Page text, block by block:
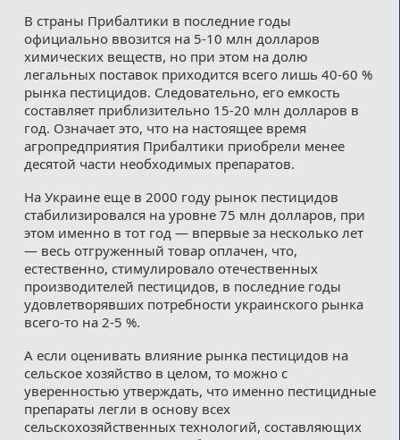
В страны Прибалтики в последние годы
официально ввозится на 5-10 млн долларов
химических веществ, но при этом на долю
легальных поставок приходится всего лишь 40-60 %
рынка пестицидов. Следовательно, его емкость
составляет приблизительно 15-20 млн долларов в
год. Означает это, что на настоящее время
агропредприятия Прибалтики приобрели менее
десятой части необходимых препаратов.
На Украине еще в 2000 году рынок пестицидов
стабилизировался на уровне 75 млн долларов, при
этом именно в тот год — впервые за несколько лет
— весь отгруженный товар оплачен, что,
естественно, стимулировало отечественных
производителей пестицидов, в последние годы
удовлетворявших потребности украинского рынка
всего-то на 2-5 %.
А если оценивать влияние рынка пестицидов на
сельское хозяйство в целом, то можно с
уверенностью утверждать, что именно пестицидные
препараты легли в основу всех
сельскохозяйственных технологий, составляющих